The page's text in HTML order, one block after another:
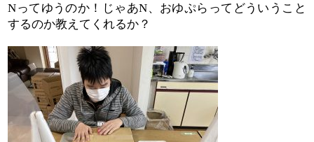
Nってゆうのか！じゃあN、おゆぷらってどういうこと
するのか教えてくれるか？